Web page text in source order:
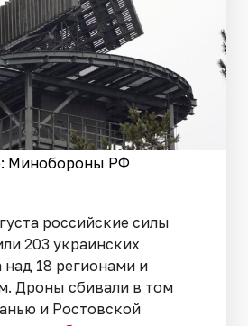
Минобороны РФ
российские силы
203 украинских
над 18 регионами и
Дроны сбивали в том
и Ростовской